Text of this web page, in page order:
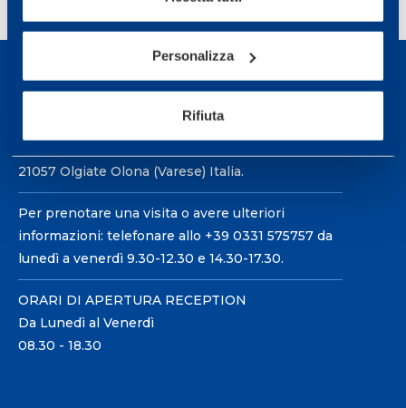
Personalizza
Rifiuta
21057 Olgiate Olona (Varese) Italia.
Per prenotare una visita o avere ulteriori
informazioni: telefonare allo +39 0331 575757 da
lunedì a venerdì 9.30-12.30 e 14.30-17.30.
ORARI DI APERTURA RECEPTION
Da Lunedì al Venerdì
08.30 - 18.30